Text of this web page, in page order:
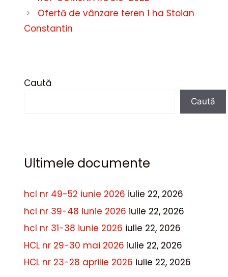
Ofertă de vânzare teren 1 ha Stoian
Constantin
Caută
Caută
Ultimele documente
hcl nr 49-52 iunie 2026 iulie 22, 2026
hcl nr 39-48 iunie 2026 iulie 22, 2026
hcl nr 31-38 iunie 2026 iulie 22, 2026
HCL nr 29-30 mai 2026 iulie 22, 2026
HCL nr 23-28 aprilie 2026 iulie 22, 2026